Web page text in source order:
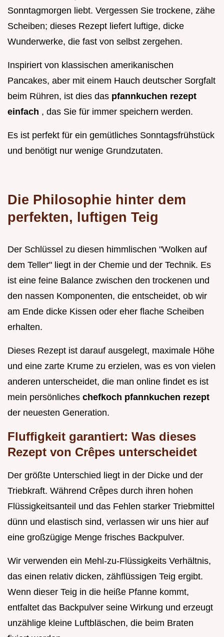
Sonntagmorgen liebt. Vergessen Sie trockene, zähe
Scheiben; dieses Rezept liefert luftige, dicke
Wunderwerke, die fast von selbst zergehen.
Inspiriert von klassischen amerikanischen
Pancakes, aber mit einem Hauch deutscher Sorgfalt
beim Rühren, ist dies das pfannkuchen rezept
einfach , das Sie für immer speichern werden.
Es ist perfekt für ein gemütliches Sonntagsfrühstück
und benötigt nur wenige Grundzutaten.
Die Philosophie hinter dem
perfekten, luftigen Teig
Der Schlüssel zu diesen himmlischen "Wolken auf
dem Teller" liegt in der Chemie und der Technik. Es
ist eine feine Balance zwischen den trockenen und
den nassen Komponenten, die entscheidet, ob wir
am Ende dicke Kissen oder eher flache Scheiben
erhalten.
Dieses Rezept ist darauf ausgelegt, maximale Höhe
und eine zarte Krume zu erzielen, was es von vielen
anderen unterscheidet, die man online findet es ist
mein persönliches chefkoch pfannkuchen rezept
der neuesten Generation.
Fluffigkeit garantiert: Was dieses
Rezept von Crêpes unterscheidet
Der größte Unterschied liegt in der Dicke und der
Triebkraft. Während Crêpes durch ihren hohen
Flüssigkeitsanteil und das Fehlen starker Triebmittel
dünn und elastisch sind, verlassen wir uns hier auf
eine großzügige Menge frisches Backpulver.
Wir verwenden ein Mehl-zu-Flüssigkeits Verhältnis,
das einen relativ dicken, zähflüssigen Teig ergibt.
Wenn dieser Teig in die heiße Pfanne kommt,
entfaltet das Backpulver seine Wirkung und erzeugt
unzählige kleine Luftbläschen, die beim Braten